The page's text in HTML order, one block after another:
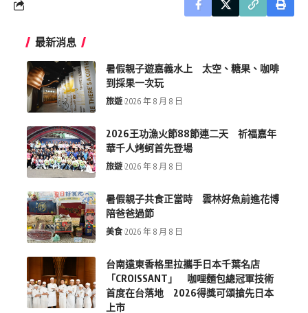
最新消息
暑假親子遊嘉義水上 太空、糖果、咖啡
到採果一次玩
旅遊 2026 年 8 月 8 日
2026王功漁火節88節連二天 祈福嘉年
華千人烤蚵首先登場
旅遊 2026 年 8 月 8 日
暑假親子共食正當時 雲林好魚前進花博
陪爸爸過節
美食 2026 年 8 月 8 日
台南遠東香格里拉攜手日本千葉名店
「CROISSANT」 咖哩麵包總冠軍技術
首度在台落地 2026得獎可頌搶先日本
上市